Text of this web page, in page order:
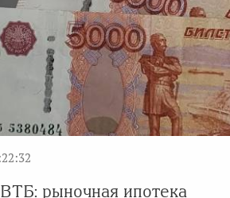
рыночная ипотека